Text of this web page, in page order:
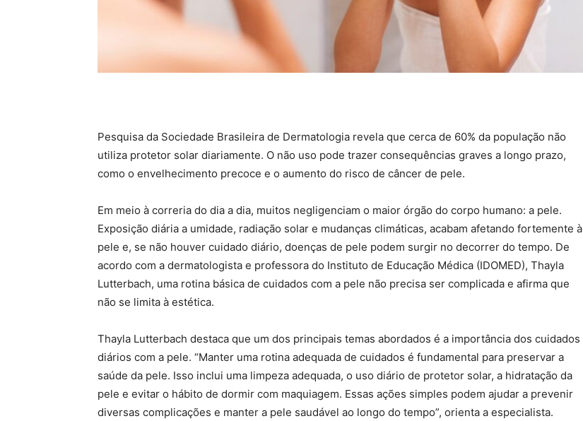
Pesquisa da Sociedade Brasileira de Dermatologia revela que cerca de 60% da população não
utiliza protetor solar diariamente. O não uso pode trazer consequências graves a longo prazo,
como o envelhecimento precoce e o aumento do risco de câncer de pele.
Em meio à correria do dia a dia, muitos negligenciam o maior órgão do corpo humano: a pele.
Exposição diária a umidade, radiação solar e mudanças climáticas, acabam afetando fortemente à
pele e, se não houver cuidado diário, doenças de pele podem surgir no decorrer do tempo. De
acordo com a dermatologista e professora do Instituto de Educação Médica (IDOMED), Thayla
Lutterbach, uma rotina básica de cuidados com a pele não precisa ser complicada e afirma que
não se limita à estética.
Thayla Lutterbach destaca que um dos principais temas abordados é a importância dos cuidados
diários com a pele. “Manter uma rotina adequada de cuidados é fundamental para preservar a
saúde da pele. Isso inclui uma limpeza adequada, o uso diário de protetor solar, a hidratação da
pele e evitar o hábito de dormir com maquiagem. Essas ações simples podem ajudar a prevenir
diversas complicações e manter a pele saudável ao longo do tempo”, orienta a especialista.